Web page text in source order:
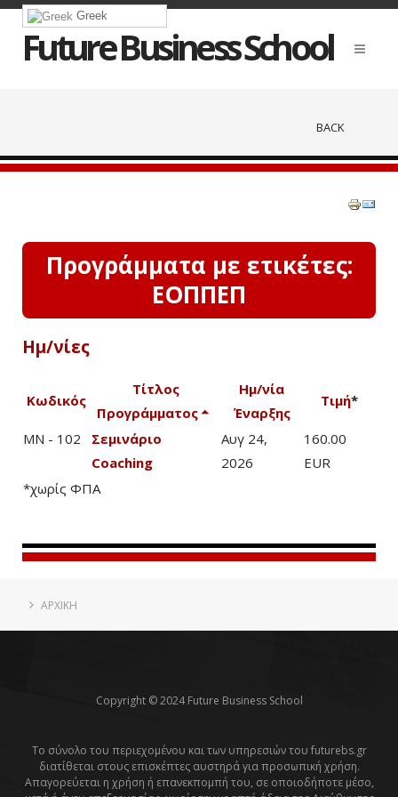
Greek
Future Business School
BACK
Προγράμματα με ετικέτες:
ΕΟΠΠΕΠ
Ημ/νίες
Κωδικός
Τίτλος
Προγράμματος
Ημ/νία
Έναρξης
Τιμή*
MN - 102
Σεμινάριο
Coaching
Αυγ 24,
2026
160.00
EUR
*χωρίς ΦΠΑ
ΑΡΧΙΚΗ
Copyright © 2024 Future Business School
Το σύνολο του περιεχομένου και των υπηρεσιών του futurebs.gr
διατίθεται στους επισκέπτες αυστηρά για προσωπική χρήση.
Απαγορεύεται η χρήση ή επανεκπομπή του, σε οποιοδήποτε μέσο,